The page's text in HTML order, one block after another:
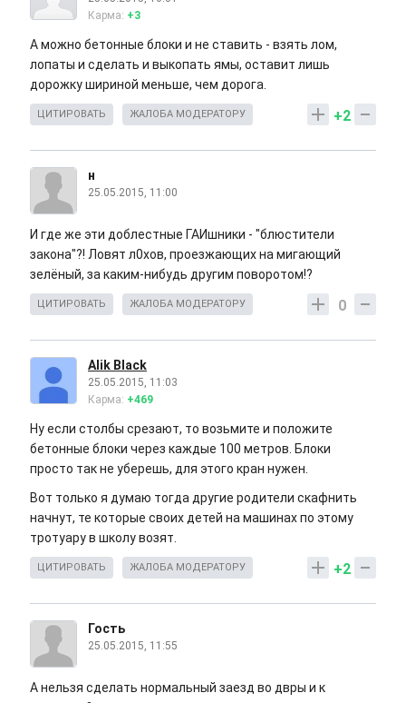
Карма: +3
А можно бетонные блоки и не ставить - взять лом,
лопаты и сделать и выкопать ямы, оставит лишь
дорожку шириной меньше, чем дорога.
+2
ЦИТИРОВАТЬ ЖАЛОБА МОДЕРАТОРУ
н
25.05.2015, 11:00
И где же эти доблестные ГАИшники - "блюстители
закона"?! Ловят л0хов, проезжающих на мигающий
зелёный, за каким-нибудь другим поворотом!?
0
ЦИТИРОВАТЬ ЖАЛОБА МОДЕРАТОРУ
Alik Black
25.05.2015, 11:03
Карма: +469
Ну если столбы срезают, то возьмите и положите
бетонные блоки через каждые 100 метров. Блоки
просто так не уберешь, для этого кран нужен.
Вот только я думаю тогда другие родители скафнить
начнут, те которые своих детей на машинах по этому
тротуару в школу возят.
+2
ЦИТИРОВАТЬ ЖАЛОБА МОДЕРАТОРУ
Гость
25.05.2015, 11:55
А нельзя сделать нормальный заезд во двры и к